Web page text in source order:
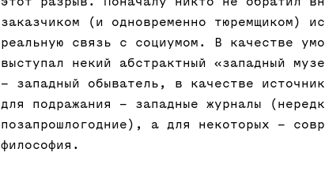
заказчиком (и одновременно тюремщиком)
реальную связь с социумом. В качестве
выступал некий абстрактный «западный
– западный обыватель, в качестве
для подражания – западные журналы
позапрошлогодние), а для некоторых –
философия.